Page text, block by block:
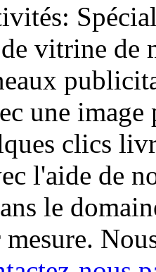
vitrine de
une
clics
l'aide de
le